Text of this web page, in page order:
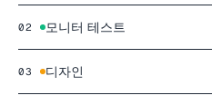
02 모니터 테스트
03 디자인